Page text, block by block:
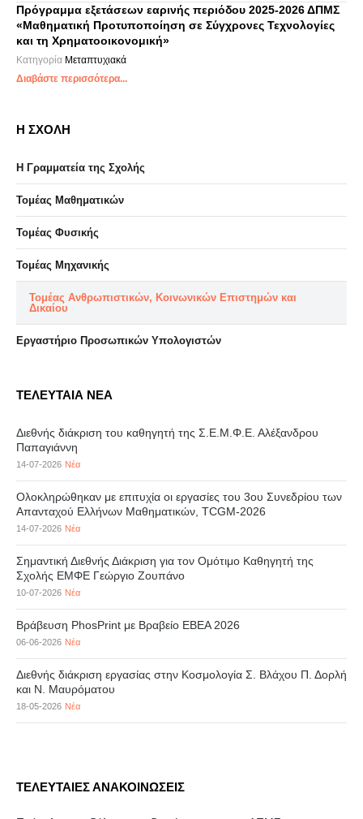
Πρόγραμμα εξετάσεων εαρινής περιόδου 2025-2026 ΔΠΜΣ
«Μαθηματική Προτυποποίηση σε Σύγχρονες Τεχνολογίες
και τη Χρηματοοικονομική»
Κατηγορία Μεταπτυχιακά
Διαβάστε περισσότερα...
Η ΣΧΟΛΗ
Η Γραμματεία της Σχολής
Τομέας Μαθηματικών
Τομέας Φυσικής
Τομέας Μηχανικής
Τομέας Ανθρωπιστικών, Κοινωνικών Επιστημών και
Δικαίου
Eργαστήριo Προσωπικών Υπολογιστών
ΤΕΛΕΥΤΑΙΑ ΝΕΑ
Διεθνής διάκριση του καθηγητή της Σ.Ε.Μ.Φ.Ε. Αλέξανδρου
Παπαγιάννη
14-07-2026 Νέα
Ολοκληρώθηκαν με επιτυχία οι εργασίες του 3ου Συνεδρίου των
Απανταχού Ελλήνων Μαθηματικών, TCGM-2026
14-07-2026 Νέα
Σημαντική Διεθνής Διάκριση για τον Ομότιμο Καθηγητή της
Σχολής ΕΜΦΕ Γεώργιο Ζουπάνο
10-07-2026 Νέα
Βράβευση PhosPrint με Βραβείο ΕΒΕΑ 2026
06-06-2026 Νέα
Διεθνής διάκριση εργασίας στην Κοσμολογία Σ. Βλάχου Π. Δορλή
και Ν. Μαυρόματου
18-05-2026 Νέα
ΤΕΛΕΥΤΑΙΕΣ ΑΝΑΚΟΙΝΩΣΕΙΣ